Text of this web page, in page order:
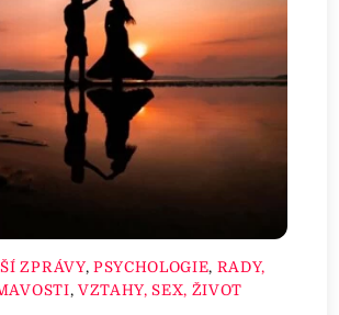
ZPRÁVY, PSYCHOLOGIE, RADY,
, VZTAHY, SEX, ŽIVOT